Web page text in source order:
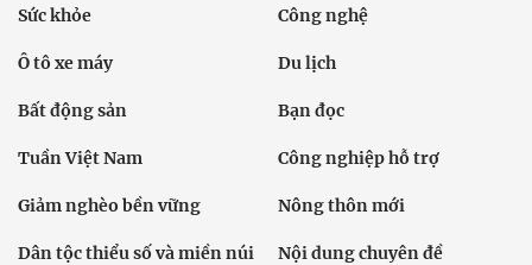
Sức khỏe Công nghệ
Ô tô xe máy Du lịch
Bất động sản Bạn đọc
Tuần Việt Nam Công nghiệp hỗ trợ
Giảm nghèo bền vững Nông thôn mới
Dân tộc thiểu số và miền núi Nội dung chuyên đề